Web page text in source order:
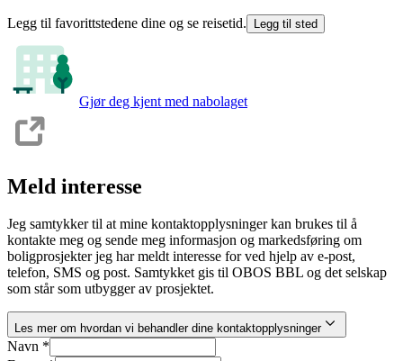
Legg til favorittstedene dine og se reisetid. Legg til sted
Gjør deg kjent med nabolaget
Meld interesse
Jeg samtykker til at mine kontaktopplysninger kan brukes til å
kontakte meg og sende meg informasjon og markedsføring om
boligprosjekter jeg har meldt interesse for ved hjelp av e-post,
telefon, SMS og post. Samtykket gis til OBOS BBL og det selskap
som står som utbygger av prosjektet.
Les mer om hvordan vi behandler dine kontaktopplysninger
Navn *